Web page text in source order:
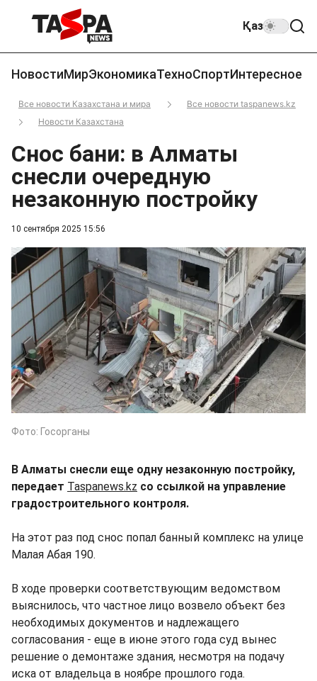
Қаз
НовостиМирЭкономикаТехноСпортИнтересное
Все новости Казахстана и мира
Все новости taspanews.kz
Новости Казахстана
10 сентября 2025 15:56
Снос бани: в Алматы
снесли очередную
незаконную постройку
Фото: Госорганы
В Алматы снесли еще одну незаконную постройку,
передает Taspanews.kz со ссылкой на управление
градостроительного контроля.
На этот раз под снос попал банный комплекс на улице
Малая Абая 190.
В ходе проверки соответствующим ведомством
выяснилось, что частное лицо возвело объект без
необходимых документов и надлежащего
согласования - еще в июне этого года суд вынес
решение о демонтаже здания, несмотря на подачу
иска от владельца в ноябре прошлого года.